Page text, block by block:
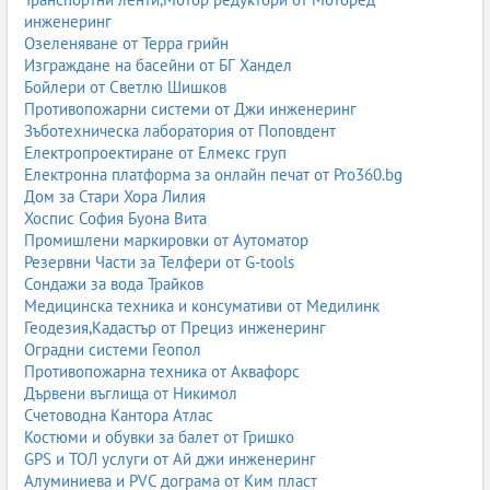
инженеринг
Озеленяване от Терра грийн
Изграждане на басейни от БГ Хандел
Бойлери от Светлю Шишков
Противопожарни системи от Джи инженеринг
Зъботехническа лаборатория от Поповдент
Електропроектиране от Елмекс груп
Електронна платформа за онлайн печат от Pro360.bg
Дом за Стари Хора Лилия
Хоспис София Буона Вита
Промишлени маркировки от Аутоматор
Резервни Части за Телфери от G-tools
Сондажи за вода Трайков
Медицинска техника и консумативи от Медилинк
Геодезия,Кадастър от Прециз инженеринг
Оградни системи Геопол
Противопожарна техника от Аквафорс
Дървени въглища от Никимол
Счетоводна Кантора Атлас
Костюми и обувки за балет от Гришко
GPS и ТОЛ услуги от Ай джи инженеринг
Алуминиева и PVC дограма от Ким пласт